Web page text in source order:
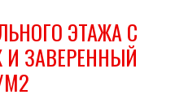
ЭТАЖА С
И ЗАВЕРЕННЫЙ
М2